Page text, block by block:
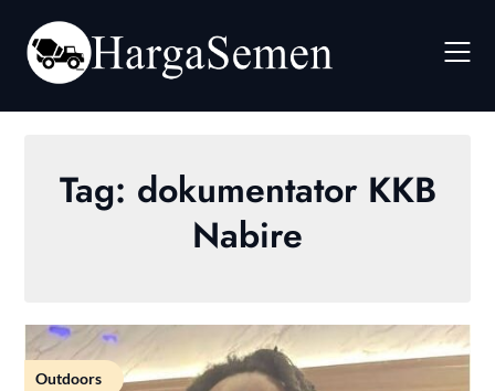
content
Tag: dokumentator KKB
Nabire
Outdoors